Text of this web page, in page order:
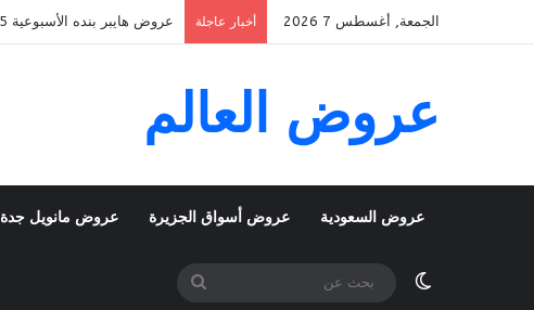
الجمعة, أغسطس 7 2026 أخبار عاجلة عروض هايبر بنده الأسبوعية 5 اغسطس 2026 الموافق 22 صفر 1448 Back To School
عروض العالم
عروض السعودية عروض أسواق الجزيرة عروض مانويل جدة
الوضع المظلم
بحث